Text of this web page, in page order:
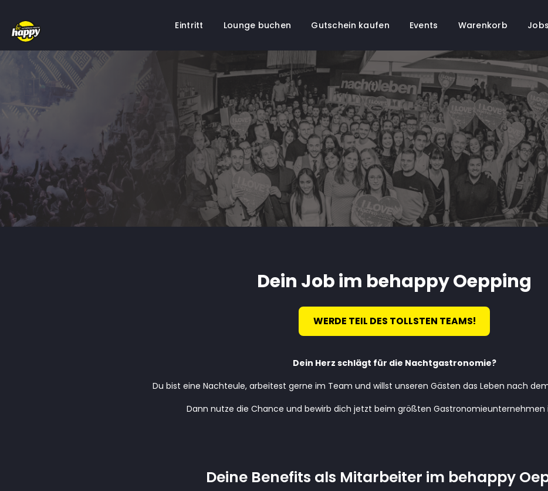
Springe
Eintritt Lounge buchen Gutschein kaufen Events Warenkorb Jobs
Dein Job im behappy Oepping
WERDE TEIL DES TOLLSTEN TEAMS!
Dein Herz schlägt für die Nachtgastronomie?
Du bist eine Nachteule, arbeitest gerne im Team und willst unseren Gästen das Leben nach
Dann nutze die Chance und bewirb dich jetzt beim größten Gastronomieunternehmen
Deine Benefits als Mitarbeiter im behappy